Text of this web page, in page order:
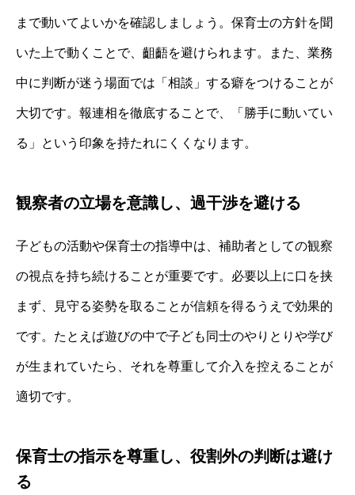
まで動いてよいかを確認しましょう。保育士の方針を聞
いた上で動くことで、齟齬を避けられます。また、業務
中に判断が迷う場面では「相談」する癖をつけることが
大切です。報連相を徹底することで、「勝手に動いてい
る」という印象を持たれにくくなります。
観察者の立場を意識し、過干渉を避ける
子どもの活動や保育士の指導中は、補助者としての観察
の視点を持ち続けることが重要です。必要以上に口を挟
まず、見守る姿勢を取ることが信頼を得るうえで効果的
です。たとえば遊びの中で子ども同士のやりとりや学び
が生まれていたら、それを尊重して介入を控えることが
適切です。
保育士の指示を尊重し、役割外の判断は避け
る